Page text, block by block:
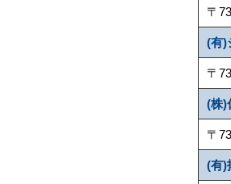
〒
(有)
〒
(株)
〒
(有)